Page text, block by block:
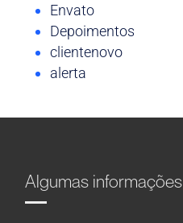
Envato
Depoimentos
clientenovo
alerta
Algumas informações